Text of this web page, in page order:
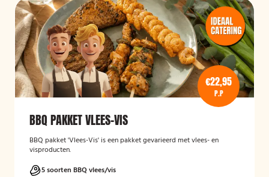
€22,95
P.P
BBQ PAKKET VLEES-VIS
BBQ pakket 'Vlees-Vis' is een pakket gevarieerd met vlees- en
visproducten.
5 soorten BBQ vlees/vis